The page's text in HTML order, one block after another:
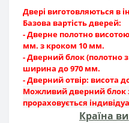
Двері виготовляються в
Базова вартість дверей:
- Дверне полотно
мм. з кроком 10 мм.
- Дверний блок (полотно
ширина до 970 мм.
- Дверний отвір: висота
Можливий дверний блок
прораховується
Країна